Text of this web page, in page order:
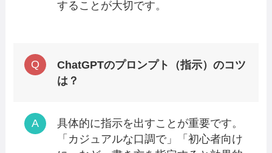
することが大切です。
ChatGPTのプロンプト（指示）のコツ
は？
具体的に指示を出すことが重要です。
「カジュアルな口調で」「初心者向け